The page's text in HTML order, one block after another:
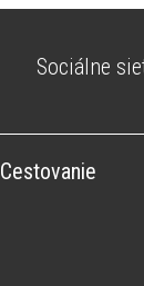
Sociálne
Cestovanie